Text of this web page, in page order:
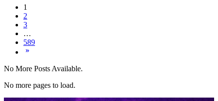
1
2
3
…
589
No More Posts Available.
No more pages to load.